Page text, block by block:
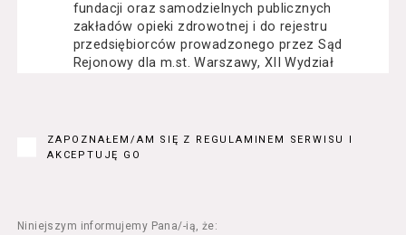
fundacji oraz samodzielnych publicznych
zakładów opieki zdrowotnej i do rejestru
przedsiębiorców prowadzonego przez Sąd
Rejonowy dla m.st. Warszawy, XII Wydział
Usługobiorca - osoba fizyczna, osoba prawna
lub jednostka organizacyjna nieposiadająca
Usługodawcę drogą elektroniczną z
ZAPOZNAŁEM/AM SIĘ Z REGULAMINEM SERWISU I
AKCEPTUJĘ GO
Niniejszym informujemy Pana/-ią, że: